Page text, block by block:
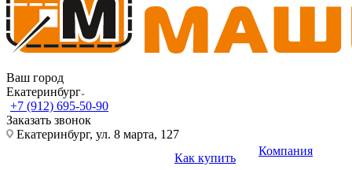
Ваш город
Екатеринбург
+7 (912) 695-50-90
Заказать звонок
Екатеринбург, ул. 8 марта, 127
Как купить
Компания